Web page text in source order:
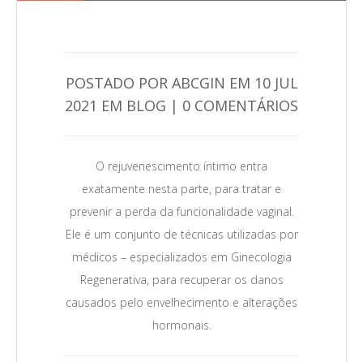
POSTADO POR ABCGIN EM 10 JUL
2021 EM BLOG | 0 COMENTÁRIOS
O rejuvenescimento íntimo entra
exatamente nesta parte, para tratar e
prevenir a perda da funcionalidade vaginal.
Ele é um conjunto de técnicas utilizadas por
médicos – especializados em Ginecologia
Regenerativa, para recuperar os danos
causados pelo envelhecimento e alterações
hormonais.